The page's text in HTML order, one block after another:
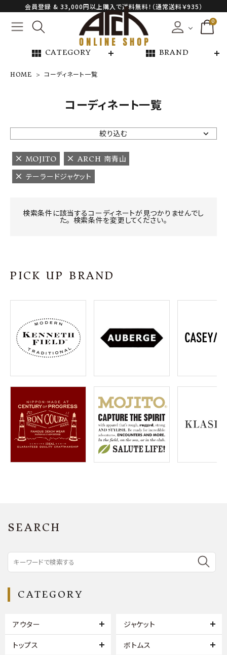
会員登録 & 33,000円以上購入で送料無料！（通常送料￥935）
0
view_module CATEGORY view_module BRAND
NEW ARRIVAL
ARCH EXCLUSIVE
BRAND
CATEGORY
プライバシーポリシー
特定商取引法について
お問い合わせ
OFFICIAL WEB SITE
meeting_room ログイン 会員登録
HOME コーディネート一覧
コーディネート一覧
絞り込む
MOJITO
ARCH 南青山
テーラードジャケット
検索条件に該当するコーディネートが見つかりませんでし
た。 検索条件を変更してください。
PICK UP BRAND
SEARCH
CATEGORY
アウター ジャケット
トップス ボトムス